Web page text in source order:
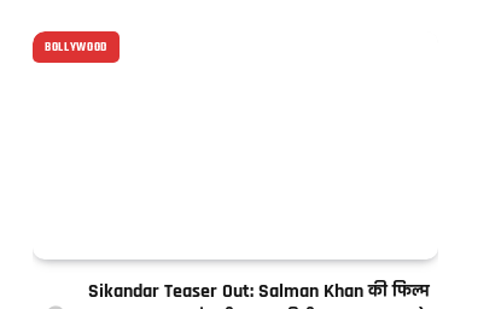
BOLLYWOOD
Sikandar Teaser Out: Salman Khan की फिल्म